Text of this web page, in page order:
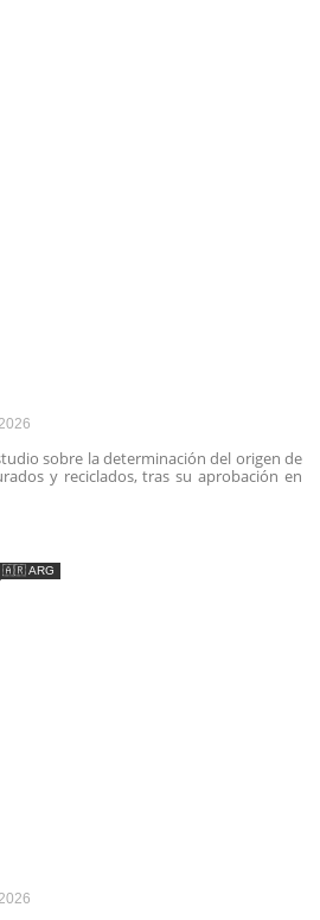
sobre la determinación del origen de
y reciclados, tras su aprobación en
🇦🇷 ARG